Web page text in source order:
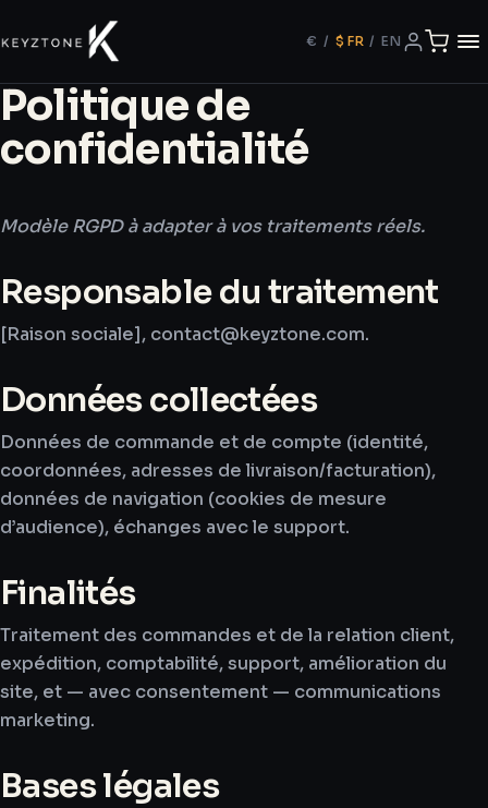
€ / $ FR / EN
Politique de
confidentialité
Modèle RGPD à adapter à vos traitements réels.
Responsable du traitement
[Raison sociale], contact@keyztone.com.
Données collectées
Données de commande et de compte (identité,
coordonnées, adresses de livraison/facturation),
données de navigation (cookies de mesure
d’audience), échanges avec le support.
Finalités
Traitement des commandes et de la relation client,
expédition, comptabilité, support, amélioration du
site, et — avec consentement — communications
marketing.
Bases légales